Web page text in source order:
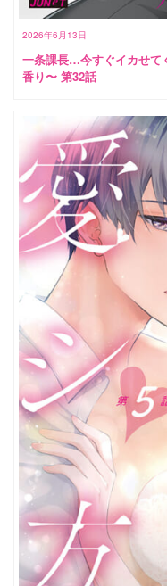
2026年6月13日
一条課長…今すぐイカせて
香り〜 第32話